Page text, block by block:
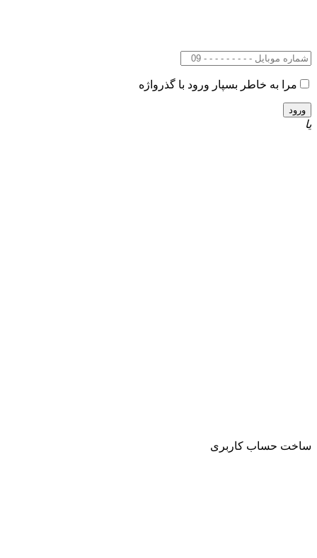
مرا به خاطر بسپار ورود با گذرواژه
یا
ساخت حساب کاربری